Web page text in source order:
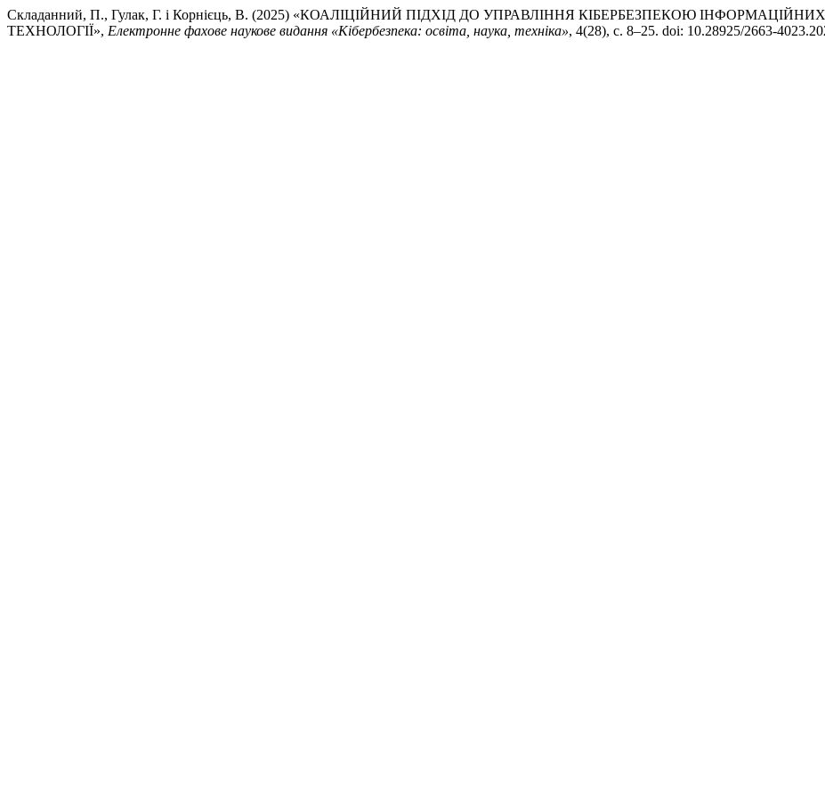
Складанний, П., Гулак, Г. і Корнієць, В. (2025) «КОАЛІЦІЙНИЙ ПІДХІД ДО УПРАВЛІННЯ КІБЕРБЕЗПЕКОЮ
ТЕХНОЛОГІЇ», Електронне фахове наукове видання «Кібербезпека: освіта, наука, техніка», 4(28), с. 8–25. doi: 10.28925/2663-